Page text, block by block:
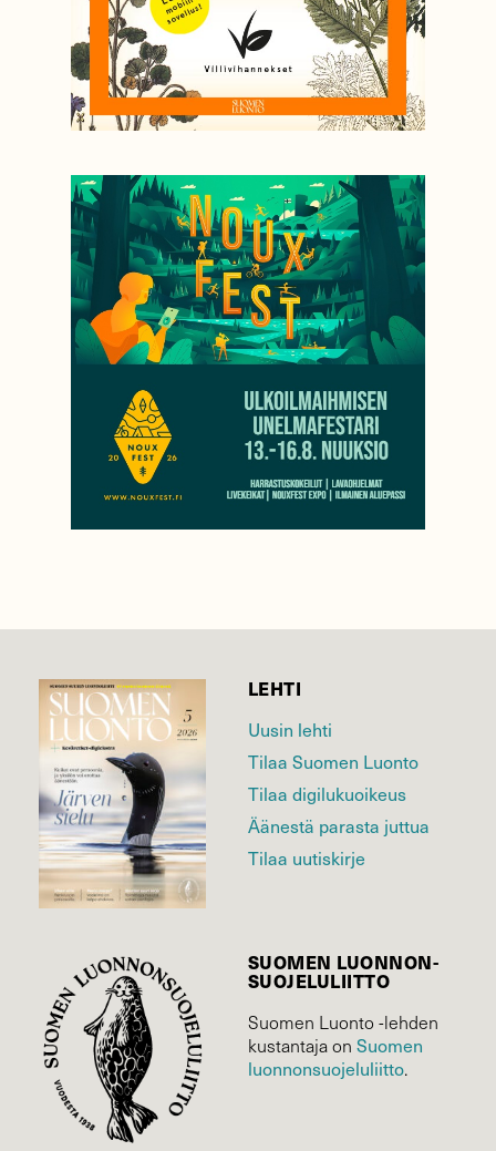
LEHTI
Uusin lehti
Tilaa Suomen Luonto
Tilaa digilukuoikeus
Äänestä parasta juttua
Tilaa uutiskirje
SUOMEN LUONNON­
SUOJELU­LIITTO
Suomen Luonto -lehden
kustantaja on Suomen
luonnonsuojelu­liitto.